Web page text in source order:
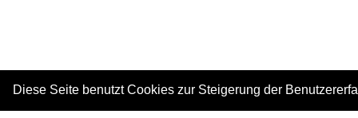
Diese Seite benutzt Cookies zur Steigerung der